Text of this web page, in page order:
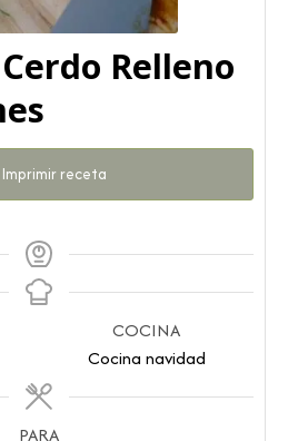
Relleno
Imprimir receta
COCINA
Cocina navidad
PARA